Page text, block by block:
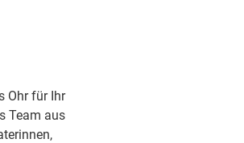
Ohr für Ihr
Team aus